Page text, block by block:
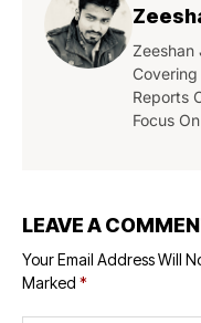
Zeeshan
Reports
Focus
LEAVE A
Your Email Address Will
Marked *